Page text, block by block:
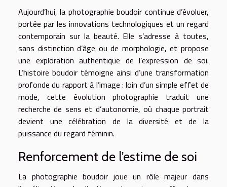
Aujourd’hui, la photographie boudoir continue d’évoluer,
portée par les innovations technologiques et un regard
contemporain sur la beauté. Elle s’adresse à toutes,
sans distinction d’âge ou de morphologie, et propose
une exploration authentique de l’expression de soi.
L’histoire boudoir témoigne ainsi d’une transformation
profonde du rapport à l’image : loin d’un simple effet de
mode, cette évolution photographie traduit une
recherche de sens et d’autonomie, où chaque portrait
devient une célébration de la diversité et de la
puissance du regard féminin.
Renforcement de l’estime de soi
La photographie boudoir joue un rôle majeur dans